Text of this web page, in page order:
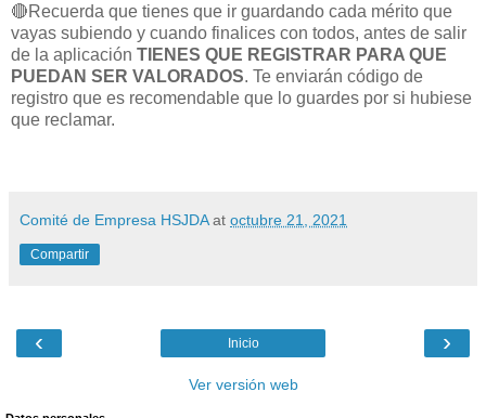
🔴Recuerda que tienes que ir guardando cada mérito que
vayas subiendo y cuando finalices con todos, antes de salir
de la aplicación TIENES QUE REGISTRAR PARA QUE
PUEDAN SER VALORADOS. Te enviarán código de
registro que es recomendable que lo guardes por si hubiese
que reclamar.
Comité de Empresa HSJDA at octubre 21, 2021
Compartir
‹ ›
Inicio
Ver versión web